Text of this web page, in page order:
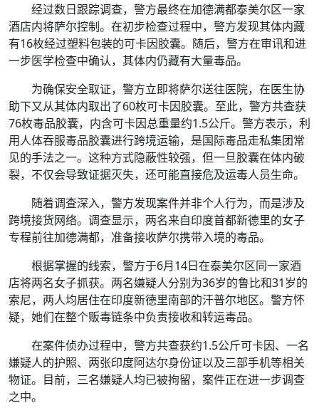
经过数日跟踪调查，警方最终在加德满都泰美尔区一家
酒店内将萨尔控制。在初步检查过程中，警方发现其体内藏
有16枚经过塑料包装的可卡因胶囊。随后，警方在审讯和进
一步医学检查中确认，其体内仍藏有大量毒品。
为确保安全取证，警方立即将萨尔送往医院，在医生协
助下又从其体内取出了60枚可卡因胶囊。至此，警方共查获
76枚毒品胶囊，内含可卡因总重量约1.5公斤。警方表示，利
用人体吞服毒品胶囊进行跨境运输，是国际毒品走私集团常
见的手法之一。这种方式隐蔽性较强，但一旦胶囊在体内破
裂，不仅会导致证据灭失，还可能直接危及运毒人员生命。
随着调查深入，警方发现案件并非个人行为，而是涉及
跨境接货网络。调查显示，两名来自印度首都新德里的女子
专程前往加德满都，准备接收萨尔携带入境的毒品。
根据掌握的线索，警方于6月14日在泰美尔区同一家酒
店将两名女子抓获。两名嫌疑人分别为36岁的鲁比和31岁的
索尼，两人均居住在印度新德里南部的汗普尔地区。警方怀
疑，她们在整个贩毒链条中负责接收和转运毒品。
在案件侦办过程中，警方共查获约1.5公斤可卡因、一名
嫌疑人的护照、两张印度阿达尔身份证以及三部手机等相关
物证。目前，三名嫌疑人均已被拘留，案件正在进一步调查
之中。